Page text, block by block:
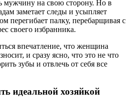
мужчину на свою сторону. Но в
заметает следы и усыпляет
перегибает палку, перебарщивая с
своего избранника.
впечатление, что женщина
и сразу ясно, что это не что
зубы и отвлечь от себя все
идеальной хозяйкой